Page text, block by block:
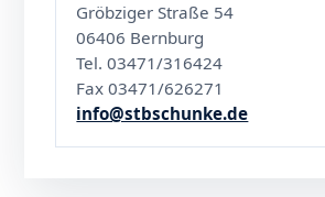
Gröbziger Straße 54
06406 Bernburg
Tel. 03471/316424
Fax 03471/626271
info@stbschunke.de